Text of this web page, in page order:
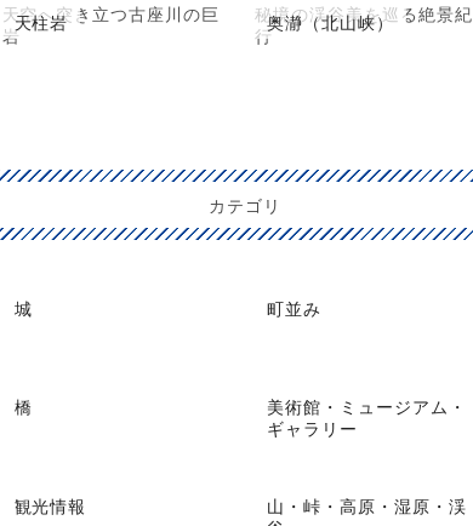
天柱岩
天空へ突き立つ古座川の巨
岩
奥瀞（北山峡）
秘境の渓谷美を巡る絶景紀
行
カテゴリ
城 町並み
橋
美術館・ミュージアム・
ギャラリー
観光情報
山・峠・高原・湿原・渓